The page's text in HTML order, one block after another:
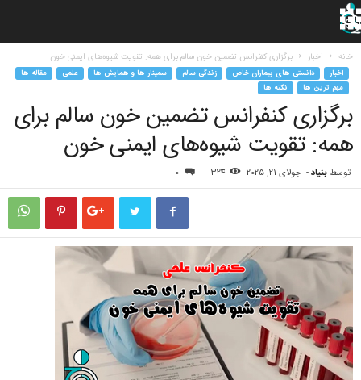
خانه اخبار برگزاری کنفرانس تضمین خون سالم برای همه: تقویت شیوه‌های ایمنی خون
اخبار دانستی های بیماران خاص زندگی سالم سمینار ها و همایش ها علمی
مقاله ها
مهم ترین ها
نکته ها
برگزاری کنفرانس تضمین خون سالم برای
همه: تقویت شیوه‌های ایمنی خون
توسط بنیاد- جولای 21, 2025 324
0